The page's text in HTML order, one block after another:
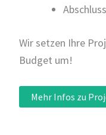
Wir setzen Ihre
Budget um!
Mehr Infos zu